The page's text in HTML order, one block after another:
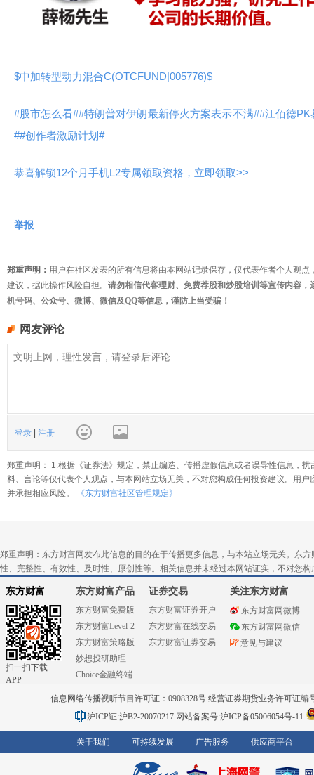
$中加转型动力混合C(OTCFUND|005776)$
#股市怎么看##特朗普对伊朗最新停火方案表示不满##江佰德PK
##创作者激励计划#
恭喜解锁12个月手机L2专属领取资格，立即领取>>
举报
郑重声明： 用户在社区发表的所有信息将由本网站记录保存，仅代表作者个人观
建议，据此操作风险自担。 请勿相信代客理财、免费荐股和炒股培训等宣传内容
机号码、公众号、微博、微信及QQ等信息，谨防上当受骗！
网友评论
登录 注册
郑重声明： 1.根据《证券法》规定，禁止编造、传播虚假信息或者误导性信息，
料、言论等仅代表个人观点，与本网站立场无关，不对您构成任何投资建议。用
并承担相应风险。
《东方财富社区管理规定》
郑重声明：东方财富网发布此信息的目的在于传播更多信息，与本站立场无关。东
性、完整性、有效性、及时性、原创性等。相关信息并未经过本网站证实，不对您
东方财富
扫一扫下载
APP
东方财富产品
东方财富免费版
东方财富Level-2
东方财富策略版
妙想投研助理
Choice金融终端
证券交易
东方财富证券开户
东方财富在线交易
东方财富证券交易
关注东方财富
东方财富网微博
东方财富网微信
意见与建议
信息网络传播视听节目许可证：0908328号 经营证券期货业务许可证编
沪ICP证:沪B2-20070217 网站备案号:沪ICP备05006054号-11
关于我们 可持续发展 广告服务 供应商平台